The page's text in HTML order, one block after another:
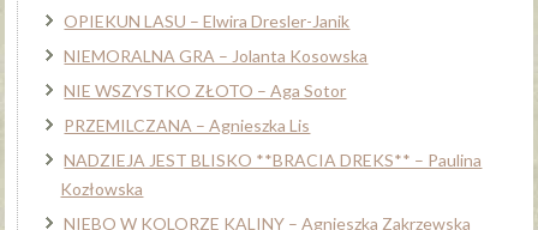
OPIEKUN LASU – Elwira Dresler-Janik
NIEMORALNA GRA – Jolanta Kosowska
NIE WSZYSTKO ZŁOTO – Aga Sotor
PRZEMILCZANA – Agnieszka Lis
NADZIEJA JEST BLISKO **BRACIA DREKS** – Paulina
Kozłowska
NIEBO W KOLORZE KALINY – Agnieszka Zakrzewska